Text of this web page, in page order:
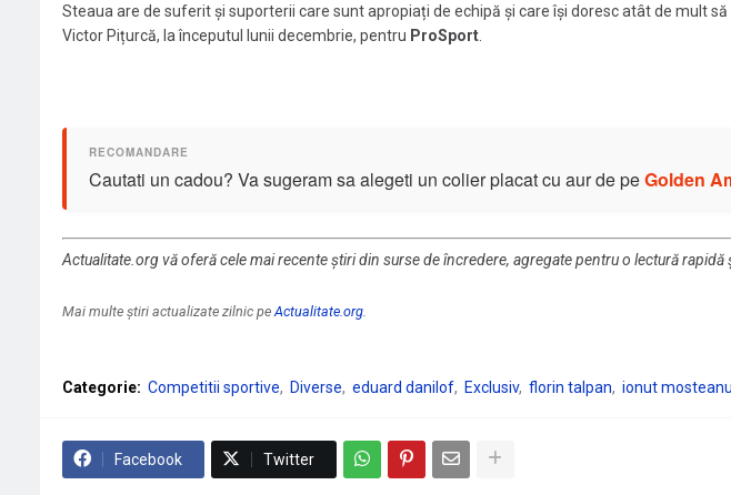
Steaua are de suferit și suporterii care sunt apropiați de echipă și care își doresc atât de mult
Victor Pițurcă, la începutul lunii decembrie, pentru ProSport.
Cautati un cadou? Va sugeram sa alegeti un colier placat cu aur de peGolden
Actualitate.org vă oferă cele mai recente știri din surse de încredere, agregate pentru o lectură rapidă
Mai multe știri actualizate zilnic pe Actualitate.org.
Categorie: Competitii sportive Diverse eduard danilof Exclusiv florin talpan ionut mosteanu
Facebook Twitter